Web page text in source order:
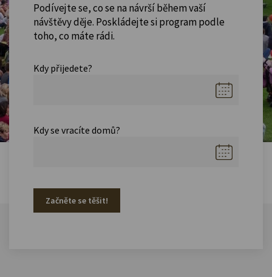
Podívejte se, co se na návrší během vaší
návštěvy děje. Poskládejte si program podle
toho, co máte rádi.
Kdy přijedete?
Kdy se vracíte domů?
Začněte se těšit!